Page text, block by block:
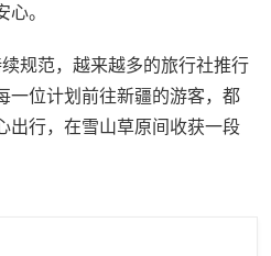
。
规范，越来越多的旅行社推行
一位计划前往新疆的游客，都
出行，在雪山草原间收获一段